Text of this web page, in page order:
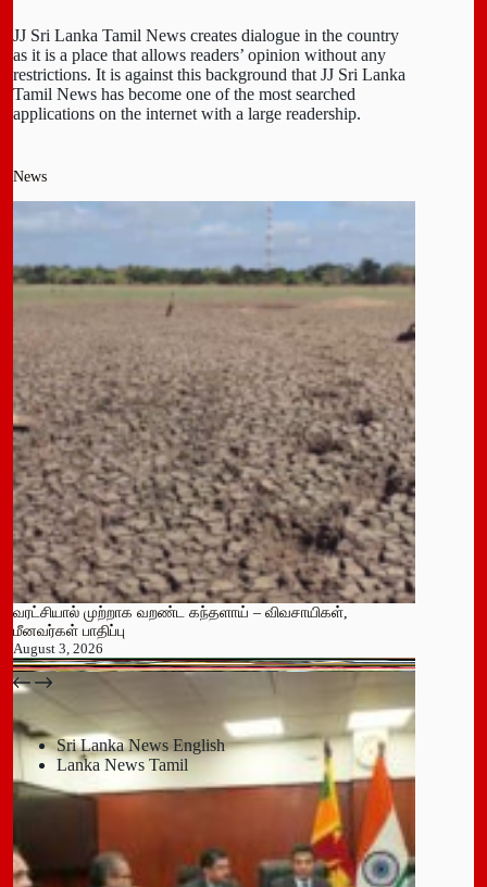
JJ Sri Lanka Tamil News creates dialogue in the country
as it is a place that allows readers’ opinion without any
restrictions. It is against this background that JJ Sri Lanka
Tamil News has become one of the most searched
applications on the internet with a large readership.
News
வரட்சியால் முற்றாக வறண்ட கந்தளாய் – விவசாயிகள்,
மீனவர்கள் பாதிப்பு
August 3, 2026
பதுளை மாநகர சபையின் NPP உறுப்பினர் திடீர் ராஜினாமா!
July 14, 2026
Sri Lanka News English
Lanka News Tamil